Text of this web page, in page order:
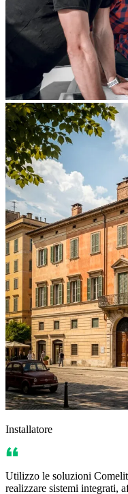
Installatore
Utilizzo le soluzioni
realizzare sistemi integrati,